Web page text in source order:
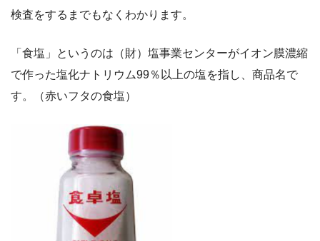
検査をするまでもなくわかります。
「食塩」というのは（財）塩事業センターがイオン膜濃縮
で作った塩化ナトリウム99％以上の塩を指し、商品名で
す。（赤いフタの食塩）